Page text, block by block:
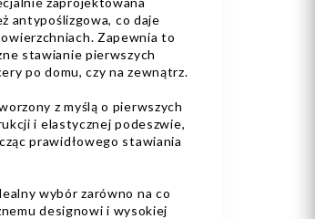
antypoślizgowa, co daje
Zapewnia to
stawianie pierwszych
po domu, czy na zewnątrz.
z myślą o pierwszych
i elastycznej podeszwie,
prawidłowego stawiania
wybór zarówno na co
designowi i wysokiej